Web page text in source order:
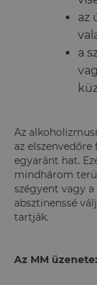
az
a
Az
az
egyaránt hat.
mindhárom
szégyent vagy
absztinenssé
tartják.
Az MM üzenete: